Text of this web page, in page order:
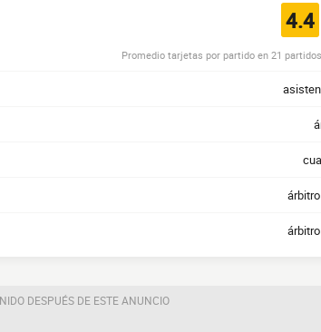
4.4
Promedio tarjetas por partido en 21
DESPUÉS DE ESTE ANUNCIO